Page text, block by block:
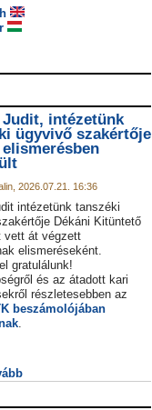
Judit, intézetünk
ügyvivő szakértője
2026.07.21. 16:36
intézetünk tanszéki
Dékáni Kitüntető
vett át végzett
elismeréseként.
gratulálunk!
és az átadott kari
részletesebben az
beszámolójában
.